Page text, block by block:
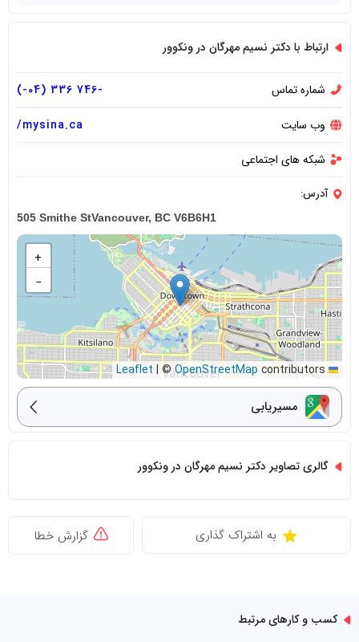
ارتباط با دکتر نسیم مهرگان در ونکوور
شماره تماس
-746 336 (04-)
وب سایت
mysina.ca/
شبکه های اجتماعی
آدرس:
505 Smithe StVancouver, BC V6B6H1
+
−
Leaflet
|©OpenStreetMapcontributors
مسیریابی
گالری تصاویر دکتر نسیم مهرگان در ونکوور
به اشتراک گذاری گزارش خطا
کسب و کارهای مرتبط